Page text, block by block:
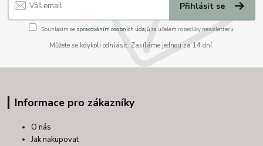
Přihlásit se
Souhlasím se zpracováním osobních údajůza účelem rozesílky newsletteru.
Můžete se kdykoli odhlásit. Zasíláme jednou za 14 dní.
Informace pro zákazníky
O nás
Jak nakupovat